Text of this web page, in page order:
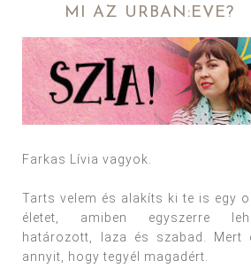
MI AZ URBAN:EVE?
Farkas Lívia vagyok.
Tarts velem és alakíts ki te is egy
életet, amiben egyszerre
határozott, laza és szabad. Mert
annyit, hogy tegyél magadért.